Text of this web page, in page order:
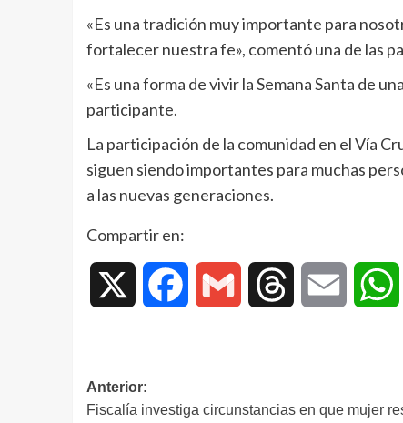
«Es una tradición muy importante para
fortalecer nuestra fe», comentó una de las
«Es una forma de vivir la Semana Santa de
participante.
La participación de la comunidad en el Vía
siguen siendo importantes para muchas
a las nuevas generaciones.
Compartir en:
Facebook Gmail Threads Email
Anterior:
Fiscalía investiga circunstancias en que mujer